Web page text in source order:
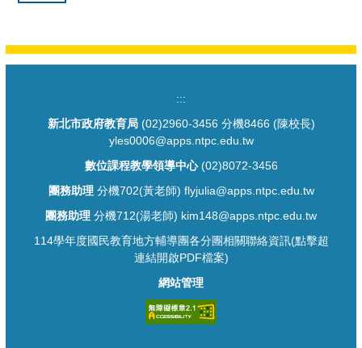
:::
新北市政府教育局(02)2960-3456 分機8466 (陳校長)
yles0006@apps.ntpc.edu.tw
數位課程教學領導中心(02)8072-3456
團務助理分機702(黃老師) flyjulia@apps.ntpc.edu.tw
團務助理 分機712(湯老師) kim148@apps.ntpc.edu.tw
114學年度國民教育地方輔導團各分團相關聯絡資訊(點擊超
連結開啟PDF檔案)
網站管理